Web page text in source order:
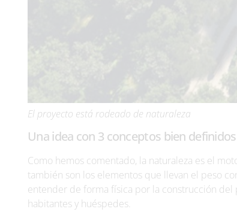
El proyecto está rodeado de naturaleza
Una idea con 3 conceptos bien definidos
Como hemos comentado, la naturaleza es el
también son los elementos que llevan el peso
entender de forma física por la construcción
habitantes y huéspedes.